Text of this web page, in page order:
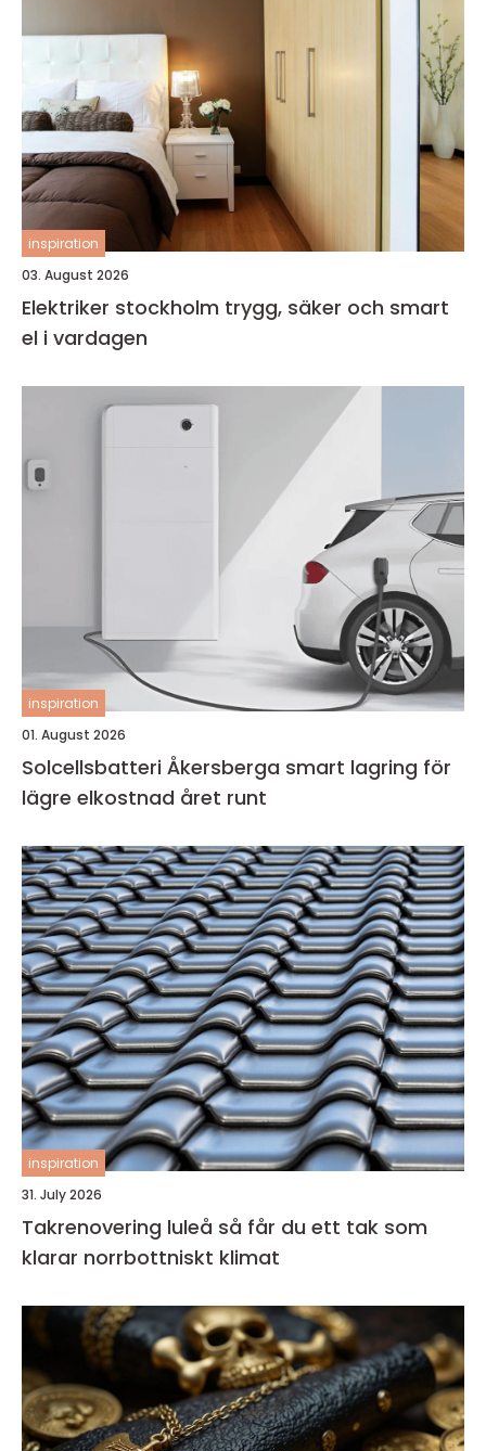
inspiration
03. August 2026
Elektriker stockholm trygg, säker och smart
el i vardagen
inspiration
01. August 2026
Solcellsbatteri Åkersberga smart lagring för
lägre elkostnad året runt
inspiration
31. July 2026
Takrenovering luleå så får du ett tak som
klarar norrbottniskt klimat